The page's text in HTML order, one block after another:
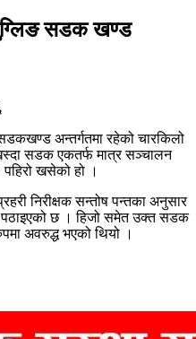
सडक खण्ड
अन्तर्गतमा रहेको चारकिलो
सडक एकतर्फ मात्र सञ्चालन
खसेको हो ।
निरीक्षक सन्तोष पन्तका अनुसार
पठाइएको छ । हिजो समेत उक्त सडक
अवरुद्ध भएको थियो ।